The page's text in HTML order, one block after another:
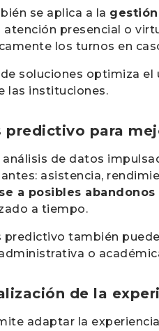
se aplica a la
atención presencial o
los turnos en
soluciones optimiza el
las instituciones.
predictivo para
análisis de datos
asistencia,
a posibles
a tiempo.
predictivo también
o
de la
adaptar la